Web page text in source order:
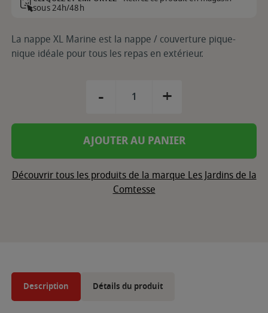
sous 24h/48h
La nappe XL Marine est la nappe / couverture pique-
nique idéale pour tous les repas en extérieur.
- +
AJOUTER AU PANIER
Découvrir tous les produits de la marque Les Jardins de la
Comtesse
Description Détails du produit